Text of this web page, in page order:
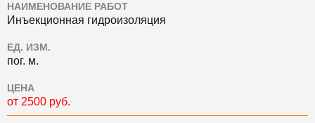
НАИМЕНОВАНИЕ РАБОТ
Инъекционная гидроизоляция
ЕД. ИЗМ.
пог. м.
ЦЕНА
от 2500 руб.